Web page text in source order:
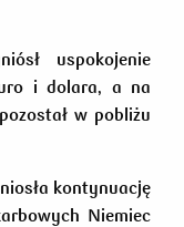
uspokojenie
i dolara, a na
w pobliżu
kontynuację
Niemiec